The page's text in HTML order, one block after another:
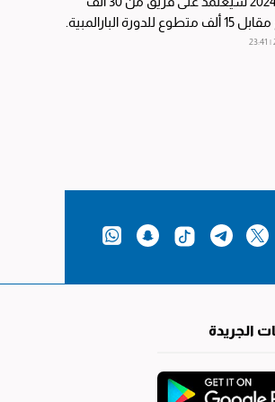
متطوع مقابل 15 ألف متطوع للدورة البارالمبية.
الجريدة